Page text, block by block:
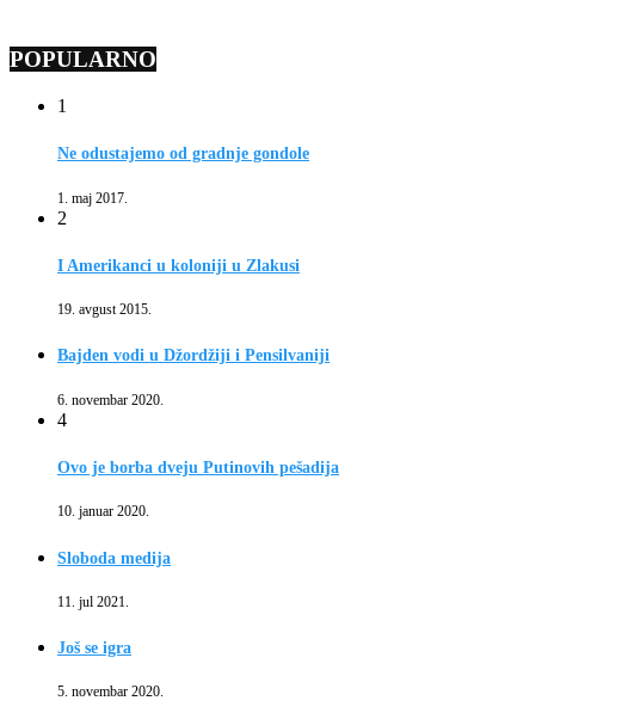
POPULARNO
1
Ne odustajemo od gradnje gondole
1. maj 2017.
2
I Amerikanci u koloniji u Zlakusi
19. avgust 2015.
Bajden vodi u Džordžiji i Pensilvaniji
6. novembar 2020.
4
Ovo je borba dveju Putinovih pešadija
10. januar 2020.
Sloboda medija
11. jul 2021.
Još se igra
5. novembar 2020.